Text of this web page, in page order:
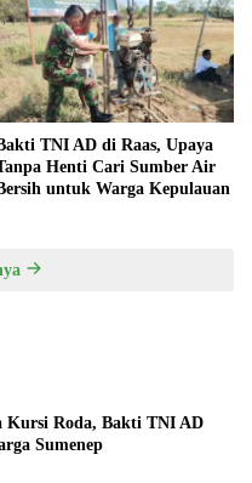
TNI AD di Raas, Upaya
Henti Cari Sumber Air
untuk Warga Kepulauan
Kursi Roda, Bakti TNI AD
Sumenep